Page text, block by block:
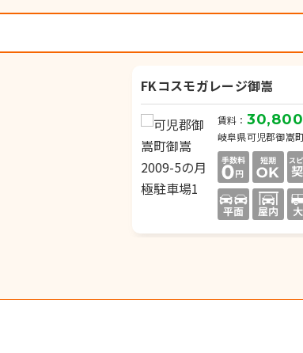
FKコスモガレージ御嵩
賃料： 30,800
岐阜県可児郡御嵩